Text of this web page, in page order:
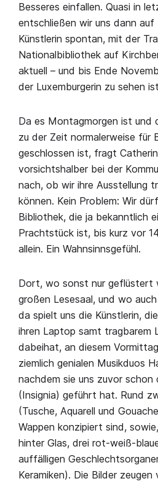
Besseres einfallen. Quasi in
entschließen wir uns dann
Künstlerin spontan, mit der
Nationalbibliothek auf
aktuell – und bis Ende
der Luxemburgerin zu sehen
Da es Montagmorgen ist und
zu der Zeit normalerweise für
geschlossen ist, fragt
vorsichtshalber bei der
nach, ob wir ihre Ausstellung
können. Kein Problem: Wir
Bibliothek, die ja bekanntlich
Prachtstück ist, bis kurz vor
allein. Ein Wahnsinnsgefühl.
Dort, wo sonst nur geflüstert
großen Lesesaal, und wo
da spielt uns die Künstlerin,
ihren Laptop samt tragbarem
dabeihat, an diesem
ziemlich genialen Musikduos
nachdem sie uns zuvor schon
(Insignia) geführt hat. Rund
(Tusche, Aquarell und
Wappen konzipiert sind,
hinter Glas, drei rot-weiß-
auffälligen
Keramiken). Die Bilder